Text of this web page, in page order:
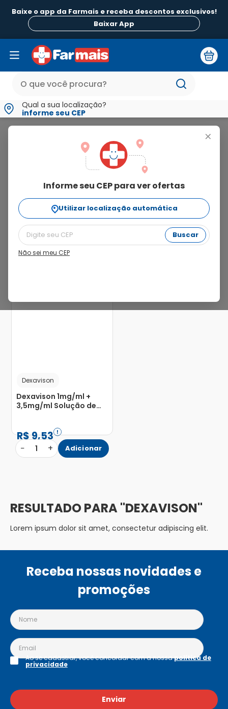
Baixe o app da Farmais e receba descontos exclusivos!
Baixar App
Qual a sua localização?
informe seu CEP
+
Informe seu CEP para ver ofertas
Utilizar localização automática
Buscar
Não sei meu CEP
dexavison
Ordenar Por
relevância
Dexavison
Dexavison 1mg/ml +
3,5mg/ml Solução de
R$9,53
− 1 + Adicionar
DEXAVISON
Lorem ipsum dolor sit amet, consectetur adipiscing elit.
Receba nossas novidades e
promoções
Enviar
Ao se cadastrar, você concordar com a nossapolítica de
privacidade